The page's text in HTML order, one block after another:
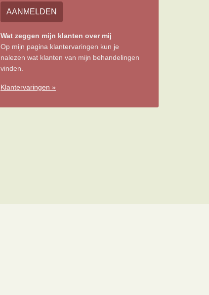
AANMELDEN
Wat zeggen mijn klanten over mij
Op mijn pagina klantervaringen kun je
nalezen wat klanten van mijn behandelingen
vinden.
Klantervaringen »